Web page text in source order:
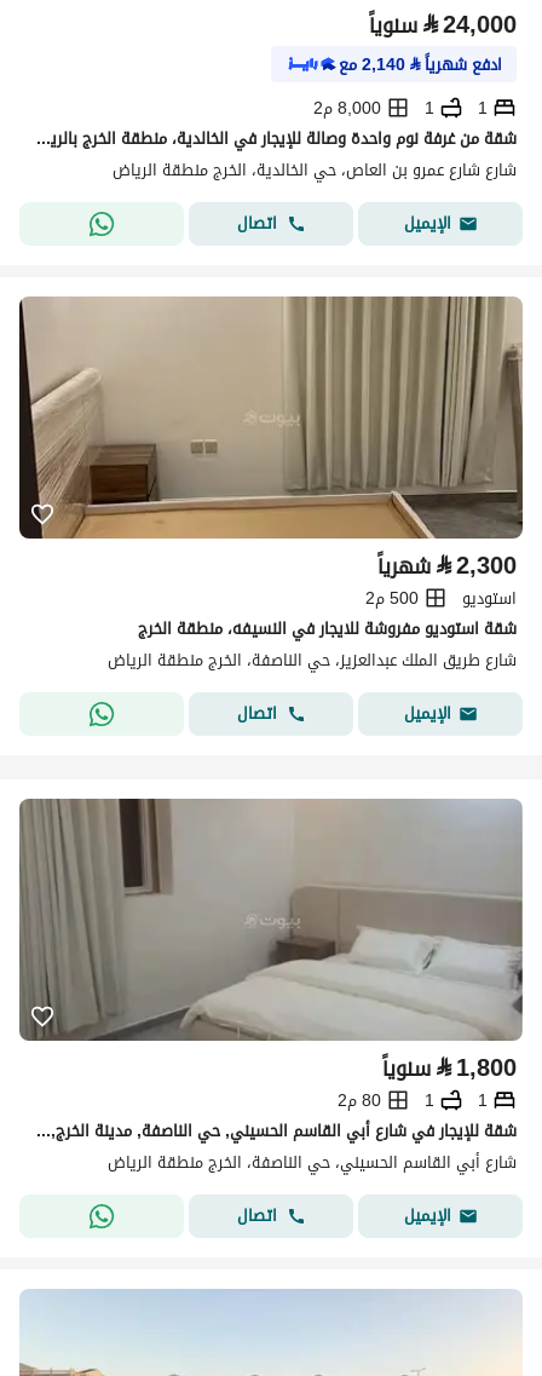
⃁24,000 سنوياً
ادفع شهرياً⃁
2,140مع
1
1
8,000 م2
شقة من غرفة نوم واحدة وصالة للإيجار في الخالدية، منطقة الخرج بالرياض
شارع شارع عمرو بن العاص، حي الخالدية، الخرج منطقة الرياض
الإيميل
اتصال
⃁2,300 شهرياً
استوديو
500 م2
شقة استوديو مفروشة للايجار في النسيفه، منطقة الخرج
شارع طريق الملك عبدالعزيز، حي الناصفة، الخرج منطقة الرياض
الإيميل
اتصال
⃁1,800 سنوياً
1
1
80 م2
شقة للإيجار في شارع أبي القاسم الحسيني, حي الناصفة, مدينة الخرج, منطقة الرياض
شارع أبي القاسم الحسيني، حي الناصفة، الخرج منطقة الرياض
الإيميل
اتصال